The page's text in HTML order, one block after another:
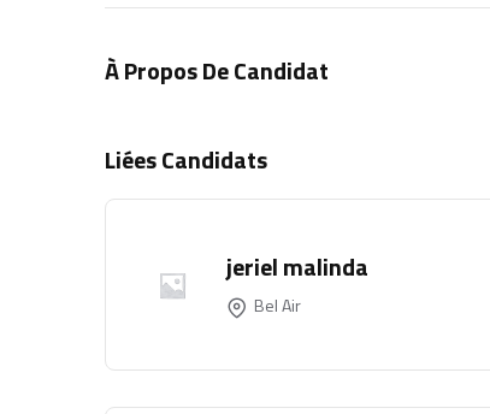
À Propos De Candidat
Liées Candidats
jeriel malinda
Bel Air